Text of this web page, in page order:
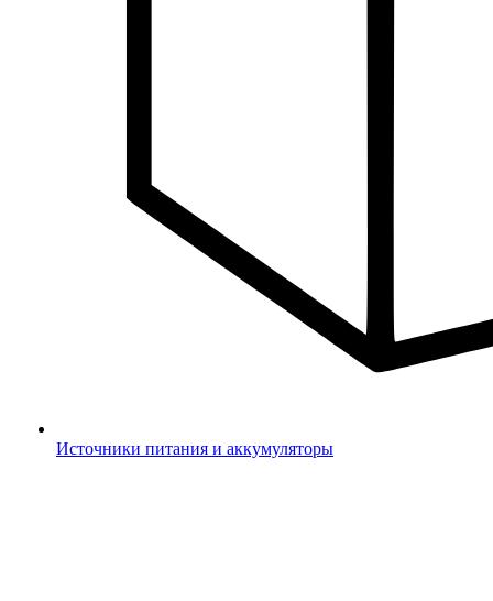
Источники питания и аккумуляторы